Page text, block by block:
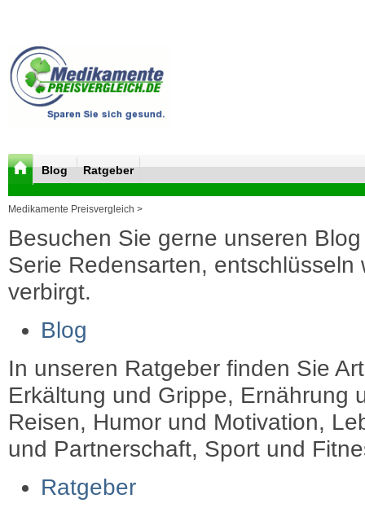
Blog Ratgeber
Medikamente Preisvergleich >
Besuchen Sie gerne unseren
Serie Redensarten, entschlüsseln
verbirgt.
Blog
In unseren Ratgeber finden Sie
Erkältung und Grippe, Ernährung
Reisen, Humor und Motivation,
und Partnerschaft, Sport und
Ratgeber